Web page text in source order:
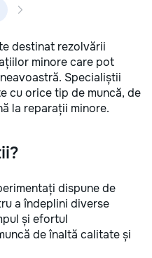
destinat rezolvării
minore care pot
Specialiștii
cu orice tip de muncă, de
la reparații minore.
dispune de
a îndeplini diverse
și efortul
de înaltă calitate și